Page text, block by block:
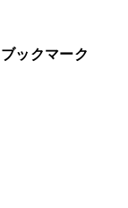
ブックマーク